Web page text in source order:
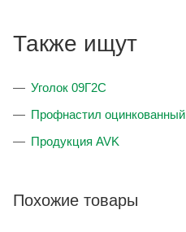
Также ищут
Уголок 09Г2С
Профнастил оцинкованный
Продукция AVK
Похожие товары